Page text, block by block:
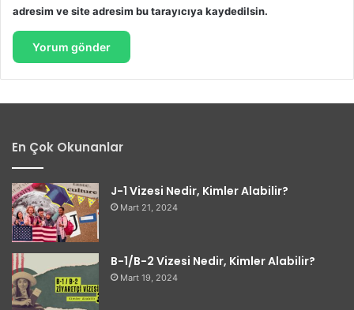
adresim ve site adresim bu tarayıcıya kaydedilsin.
En Çok Okunanlar
J-1 Vizesi Nedir, Kimler Alabilir?
Mart 21, 2024
B-1/B-2 Vizesi Nedir, Kimler Alabilir?
Mart 19, 2024